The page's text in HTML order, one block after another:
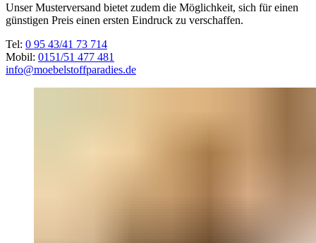
Unser Musterversand bietet zudem die Möglichkeit, sich für einen
günstigen Preis einen ersten Eindruck zu verschaffen.
Tel: 0 95 43/41 73 714
Mobil: 0151/51 477 481
info@moebelstoffparadies.de